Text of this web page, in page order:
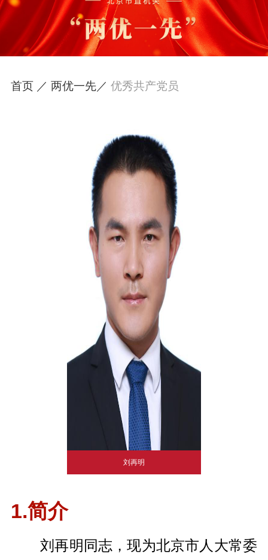
首页 ／ 两优一先／ 优秀共产党员
刘再明
1.简介
刘再明同志，现为北京市人大常委